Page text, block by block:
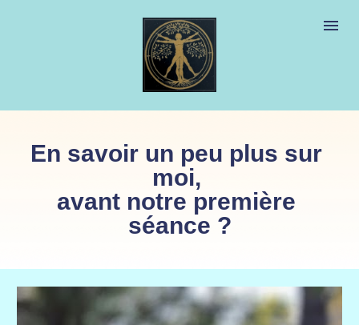
En savoir un peu plus sur
moi,
avant notre première
séance ?